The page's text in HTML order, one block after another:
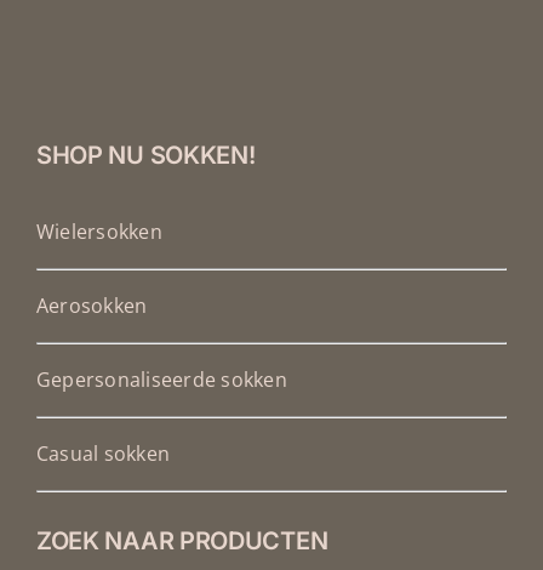
SHOP NU SOKKEN!
Wielersokken
Aerosokken
Gepersonaliseerde sokken
Casual sokken
ZOEK NAAR PRODUCTEN